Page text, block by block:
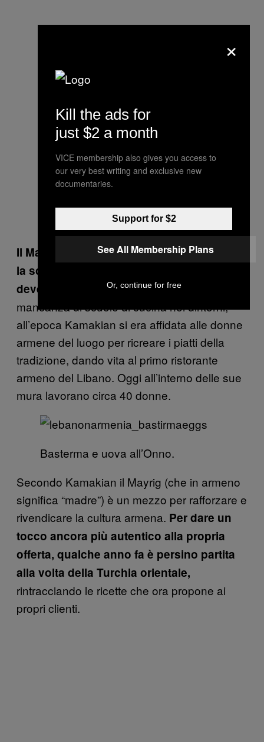
Il Mayrig ha aperto nel 2003 ed è a lui che
la scena gastronomica armena libanese
deve la sua fortuna.Nonostante la
mancanza di scuole di cucina nei dintorni,
all’epoca Kamakian si era affidata alle donne
armene del luogo per ricreare i piatti della
tradizione, dando vita al primo ristorante
armeno del Libano. Oggi all’interno delle sue
mura lavorano circa 40 donne.
Basterma e uova all’Onno.
Secondo Kamakian il Mayrig (che in armeno
significa “madre”) è un mezzo per rafforzare e
rivendicare la cultura armena. Per dare un
tocco ancora più autentico alla propria
offerta, qualche anno fa è persino partita
alla volta della Turchia orientale,
rintracciando le ricette che ora propone ai
propri clienti.
×
Kill the ads for
just $2 a month
VICE membership also gives you access to
our very best writing and exclusive new
documentaries.
Support for $2
See All Membership Plans
Or, continue for free